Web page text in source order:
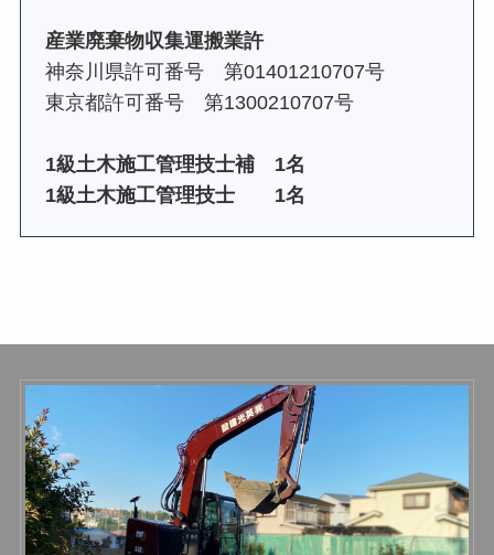
産業廃棄物収集運搬業許
神奈川県許可番号 第01401210707号
東京都許可番号 第1300210707号
1級土木施工管理技士補 1名
1級土木施工管理技士 1名